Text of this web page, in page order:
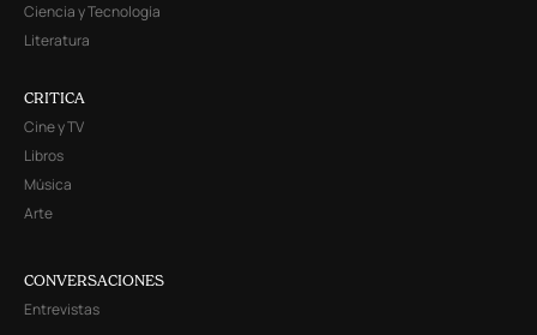
Ciencia y Tecnología
Literatura
CRITICA
Cine y TV
Libros
Música
Arte
CONVERSACIONES
Entrevistas